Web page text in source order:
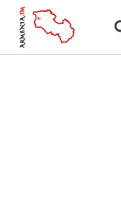
Skip